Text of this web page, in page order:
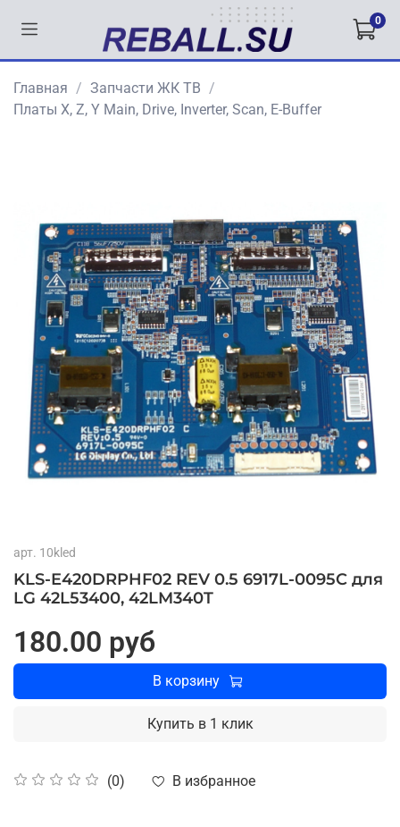
0
Главная
Запчасти ЖК ТВ
Платы X, Z, Y Main, Drive, Inverter, Scan, E-Buffer
арт. 10kled
KLS-E420DRPHF02 REV 0.5 6917L-0095C для
LG 42L53400, 42LM340T
(0) В избранное
180.00 руб
В корзину
Купить в 1 клик